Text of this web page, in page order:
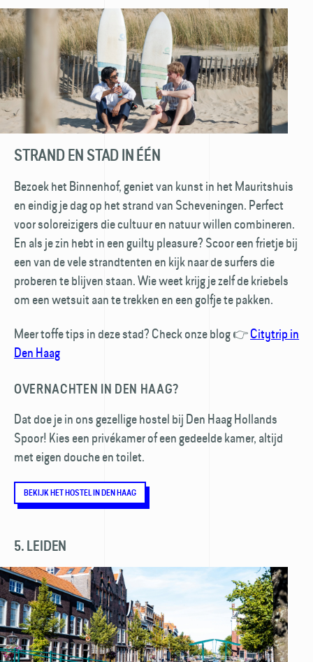
STRAND EN STAD IN ÉÉN
Bezoek het Binnenhof, geniet van kunst in het Mauritshuis
en eindig je dag op het strand van Scheveningen. Perfect
voor soloreizigers die cultuur en natuur willen combineren.
En als je zin hebt in een guilty pleasure? Scoor een frietje bij
een van de vele strandtenten en kijk naar de surfers die
proberen te blijven staan. Wie weet krijg je zelf de kriebels
om een wetsuit aan te trekken en een golfje te pakken.
Meer toffe tips in deze stad? Check onze blog 👉Citytrip in
Den Haag
OVERNACHTEN IN DEN HAAG?
Dat doe je in ons gezellige hostel bij Den Haag Hollands
Spoor! Kies een privékamer of een gedeelde kamer, altijd
met eigen douche en toilet.
BEKIJK HET HOSTEL IN DEN HAAG
5. LEIDEN